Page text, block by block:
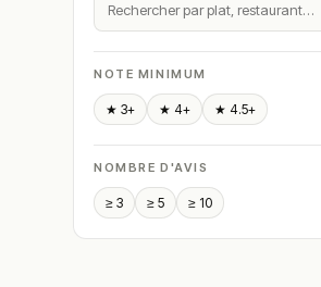
NOTE MINIMUM
★ 3+ ★ 4+ ★ 4.5+
NOMBRE D'AVIS
≥ 3 ≥ 5 ≥ 10